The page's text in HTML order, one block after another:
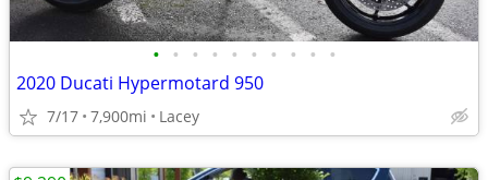
• • • • • • • • • •
2020 Ducati Hypermotard 950
7/17 7,900mi Lacey